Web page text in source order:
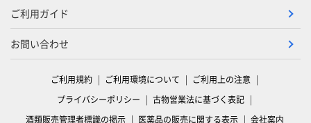
ご利用ガイド
お問い合わせ
ご利用規約 ご利用環境について
ご利用上の注意
プライバシーポリシー
古物営業法に基づく表記
酒類販売管理者標識の掲示
医薬品の販売に関する表示 会社案内